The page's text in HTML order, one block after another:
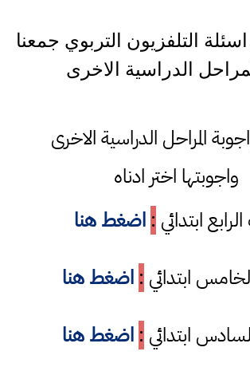
التلفزيون التربوي جمعنا
الدراسية الاخرى
المراحل الدراسية الاخرى
واجوبتها اختر ادناه
ابتدائي : اضغط هنا
ابتدائي : اضغط هنا
ابتدائي : اضغط هنا